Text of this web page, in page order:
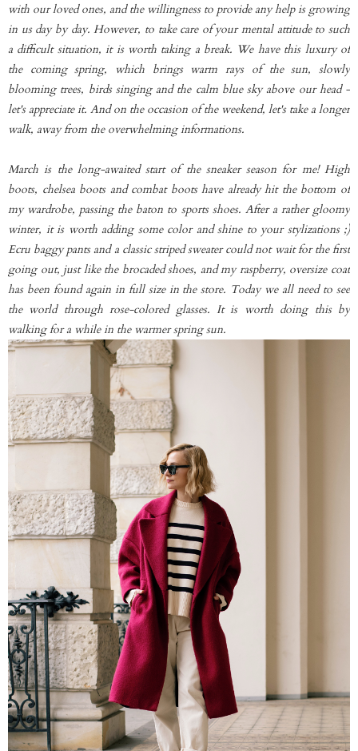
with our loved ones, and the willingness to provide any help is growing
in us day by day. However, to take care of your mental attitude to such
a difficult situation, it is worth taking a break. We have this luxury of
the coming spring, which brings warm rays of the sun, slowly
blooming trees, birds singing and the calm blue sky above our head -
let's appreciate it. And on the occasion of the weekend, let's take a longer
walk, away from the overwhelming informations.
March is the long-awaited start of the sneaker season for me! High
boots, chelsea boots and combat boots have already hit the bottom of
my wardrobe, passing the baton to sports shoes. After a rather gloomy
winter, it is worth adding some color and shine to your stylizations ;)
Ecru baggy pants and a classic striped sweater could not wait for the first
going out, just like the brocaded shoes, and my raspberry, oversize coat
has been found again in full size in the store. Today we all need to see
the world through rose-colored glasses. It is worth doing this by
walking for a while in the warmer spring sun.